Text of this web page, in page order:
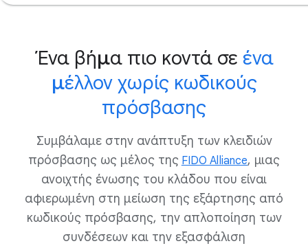
Ένα βήμα πιο κοντά σε ένα
μέλλον χωρίς κωδικούς
πρόσβασης
Συμβάλαμε στην ανάπτυξη των κλειδιών
πρόσβασης ως μέλος της FIDO Alliance, μιας
ανοιχτής ένωσης του κλάδου που είναι
αφιερωμένη στη μείωση της εξάρτησης από
κωδικούς πρόσβασης, την απλοποίηση των
συνδέσεων και την εξασφάλιση